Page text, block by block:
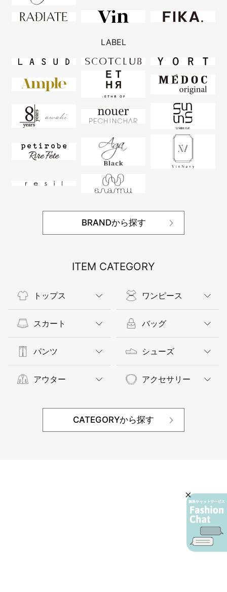
LABEL
BRANDから探す
ITEM CATEGORY
トップス
スカート
パンツ
アウター
ワンピース
バッグ
シューズ
アクセサリー
CATEGORYから探す